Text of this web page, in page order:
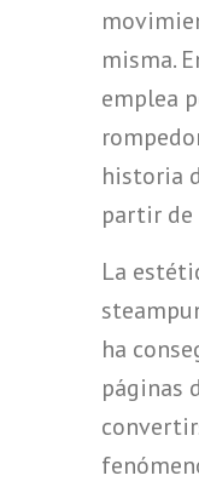
misma.
emplea
historia
partir de
La
ha
páginas